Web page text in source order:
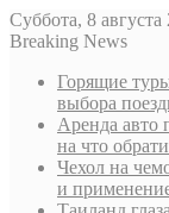
Суббота, 8 августа
Breaking News
Горящие
выбора
Аренда авто
на что
Чехол на
и